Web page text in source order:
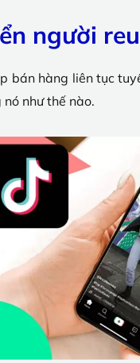
người
bán hàng liên tục
như thế nào.